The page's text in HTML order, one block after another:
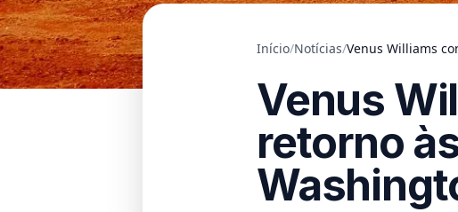
Início/Notícias/Venus Williams
Venus
retorno